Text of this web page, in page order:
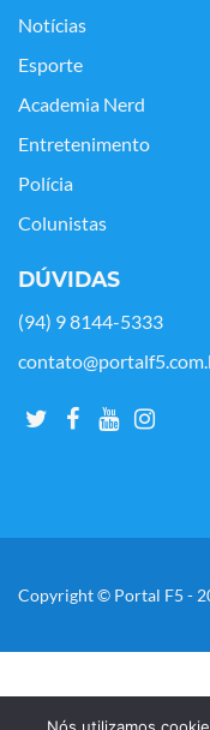
Notícias
Esporte
Academia Nerd
Entretenimento
Polícia
Colunistas
DÚVIDAS
(94) 9 8144-5333
Copyright © Portal F5 -